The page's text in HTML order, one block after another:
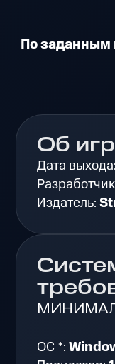
По заданным
Об
Дата выхода:
Издатель:
ОС *: